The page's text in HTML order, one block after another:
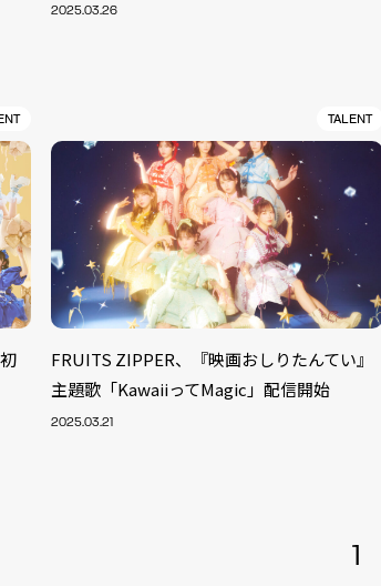
2025.03.26
TALENT
FRUITS ZIPPER、『映画おしりたんてい』
主題歌「KawaiiってMagic」配信開始
2025.03.21
1